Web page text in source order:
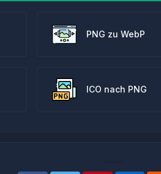
PNG zu WebP
ICO nach PNG